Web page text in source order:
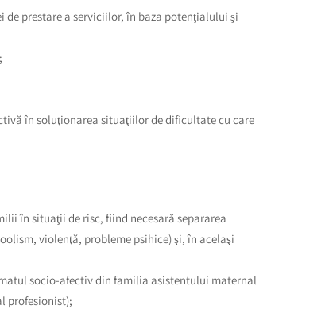
prestare a serviciilor, în baza potenţialului şi
în soluţionarea situaţiilor de dificultate cu care
în situaţii de risc, fiind necesară separarea
violenţă, probleme psihice) şi, în acelaşi
socio-afectiv din familia asistentului maternal
profesionist);